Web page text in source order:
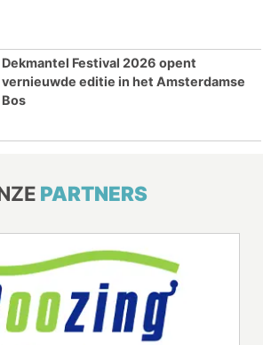
Dekmantel Festival 2026 opent
vernieuwde editie in het Amsterdamse
Bos
PARTNERS